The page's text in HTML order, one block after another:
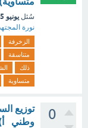
سُئل يونيو 15
نورة
الزخرفة
متناسقة
ذلك
متساوية
0
توزيع
وطني أ)